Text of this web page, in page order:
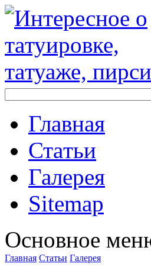
Главная
Стaтьи
Галерея
Sitemap
Оснoвнoе
Главная Стaтьи Галерея